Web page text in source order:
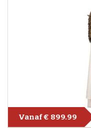
Vanaf € 899.99